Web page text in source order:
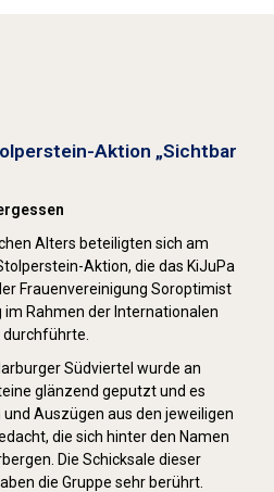
Aktion „Sichtbar
Alters beteiligten sich am
Aktion, die das KiJuPa
Frauenvereinigung Soroptimist
Rahmen der Internationalen
Südviertel wurde an
glänzend geputzt und es
Auszügen aus den jeweiligen
die sich hinter den Namen
Die Schicksale dieser
die Gruppe sehr berührt.